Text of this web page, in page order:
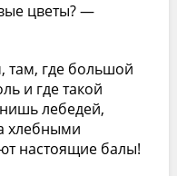
цветы? —
там, где большой
и где такой
лебедей,
хлебными
настоящие балы!